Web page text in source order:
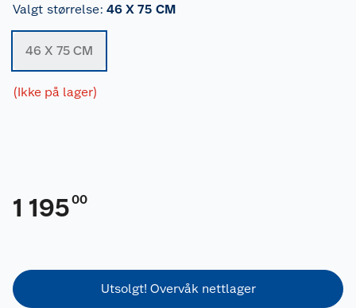
Valgt størrelse: 46 X 75 CM
46 X 75 CM
(Ikke på lager)
1 19500
Utsolgt! Overvåk nettlager